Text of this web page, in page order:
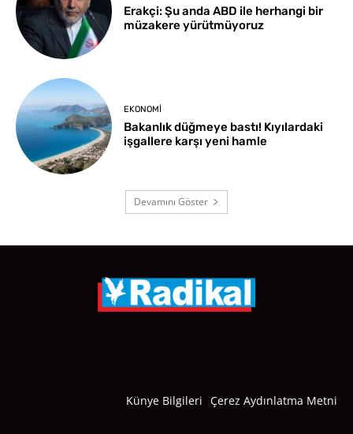
Erakçi: Şu anda ABD ile herhangi bir
müzakere yürütmüyoruz
EKONOMI
Bakanlık düğmeye bastı! Kıyılardaki
işgallere karşı yeni hamle
Devamını Göster
Künye Bilgileri Çerez Aydınlatma Metni